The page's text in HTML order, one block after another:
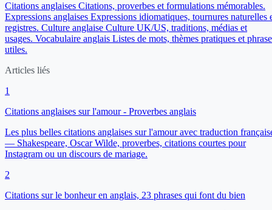
Citations anglaises Citations, proverbes et formulations mémorables.
Expressions anglaises Expressions idiomatiques, tournures naturelles
registres. Culture anglaise Culture UK/US, traditions, médias et
usages. Vocabulaire anglais Listes de mots, thèmes pratiques et
utiles.
Articles liés
1
Citations anglaises sur l'amour - Proverbes anglais
Les plus belles citations anglaises sur l'amour avec traduction
— Shakespeare, Oscar Wilde, proverbes, citations courtes pour
Instagram ou un discours de mariage.
2
Citations sur le bonheur en anglais, 23 phrases qui font du bien